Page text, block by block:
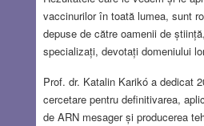
vaccinurilor în toată lumea, sunt
depuse de către oamenii de
specializați, devotați domeniului
Prof. dr. Katalin Karikó a dedicat
cercetare pentru definitivarea,
de ARN mesager și producerea